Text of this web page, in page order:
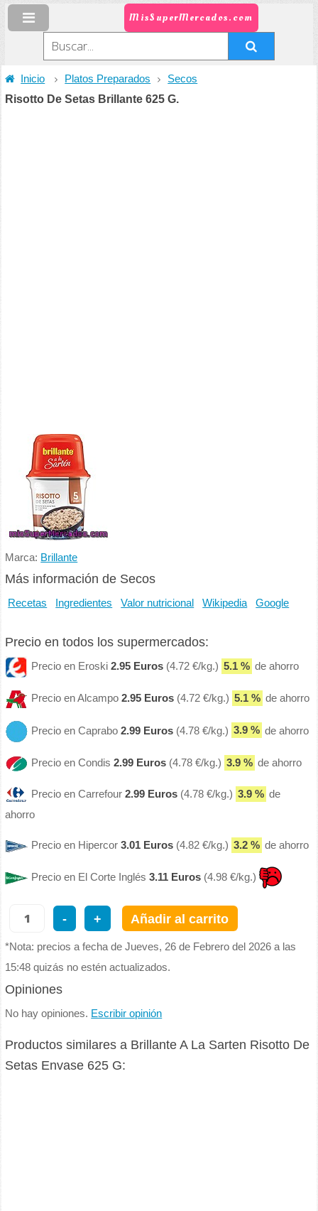
MisSuperMercados.com
Inicio Platos Preparados Secos
Risotto De Setas Brillante 625 G.
Marca: Brillante
Más información de Secos
Recetas Ingredientes Valor nutricional Wikipedia Google
Precio en todos los supermercados:
Precio en Eroski2.95 Euros (4.72 €/kg.) 5.1 % de ahorro
Precio en Alcampo2.95 Euros (4.72 €/kg.) 5.1 % de ahorro
Precio en Caprabo2.99 Euros (4.78 €/kg.) 3.9 % de ahorro
Precio en Condis2.99 Euros (4.78 €/kg.) 3.9 % de ahorro
Precio en Carrefour2.99 Euros (4.78 €/kg.) 3.9 % de
ahorro
Precio en Hipercor3.01 Euros (4.82 €/kg.) 3.2 % de ahorro
Precio en El Corte Inglés3.11 Euros (4.98 €/kg.)
- + Añadir al carrito
*Nota: precios a fecha de Jueves, 26 de Febrero del 2026 a las
15:48 quizás no estén actualizados.
Opiniones
No hay opiniones. Escribir opinión
Productos similares a Brillante A La Sarten Risotto De
Setas Envase 625 G: